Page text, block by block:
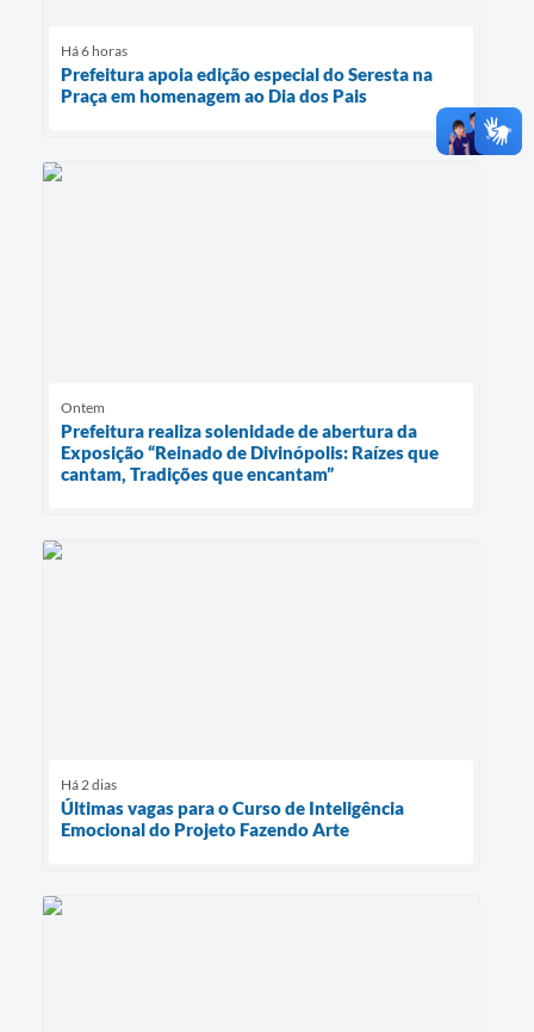
Há 6 horas
Prefeitura apoia edição especial do Seresta na
Praça em homenagem ao Dia dos Pais
Ontem
Prefeitura realiza solenidade de abertura da
Exposição “Reinado de Divinópolis: Raízes que
cantam, Tradições que encantam”
Há 2 dias
Últimas vagas para o Curso de Inteligência
Emocional do Projeto Fazendo Arte